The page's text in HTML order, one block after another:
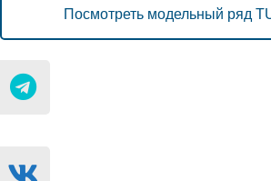
Посмотреть модельный ряд